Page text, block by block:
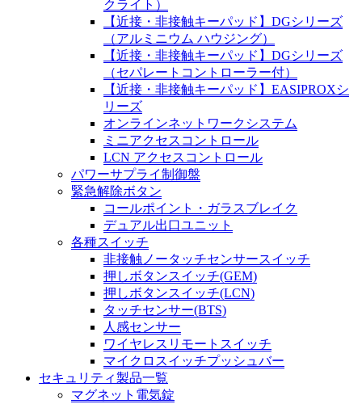
クライト）
【近接・非接触キーパッド】DGシリーズ
（アルミニウム ハウジング）
【近接・非接触キーパッド】DGシリーズ
（セパレートコントローラー付）
【近接・非接触キーパッド】EASIPROXシ
リーズ
オンラインネットワークシステム
ミニアクセスコントロール
LCN アクセスコントロール
パワーサプライ制御盤
緊急解除ボタン
コールポイント・ガラスブレイク
デュアル出口ユニット
各種スイッチ
非接触ノータッチセンサースイッチ
押しボタンスイッチ(GEM)
押しボタンスイッチ(LCN)
タッチセンサー(BTS)
人感センサー
ワイヤレスリモートスイッチ
マイクロスイッチプッシュバー
セキュリティ製品一覧
マグネット電気錠